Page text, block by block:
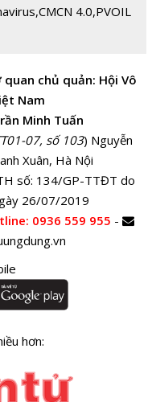
,CMCN 4.0,PVOIL
chủ quản: Hội Vô
Nam
Minh Tuấn
07, số 103) Nguyễn
Xuân, Hà Nội
số: 134/GP-TTĐT do
26/07/2019
: 0936 559 955 -
hơn: